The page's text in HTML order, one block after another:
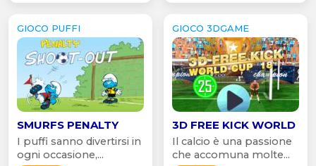
GIOCO PUFFI
SMURFS PENALTY
I puffi sanno divertirsi in
ogni occasione,...
GIOCO 3DGAME
3D FREE KICK WORLD
Il calcio è una passione
che accomuna molte...